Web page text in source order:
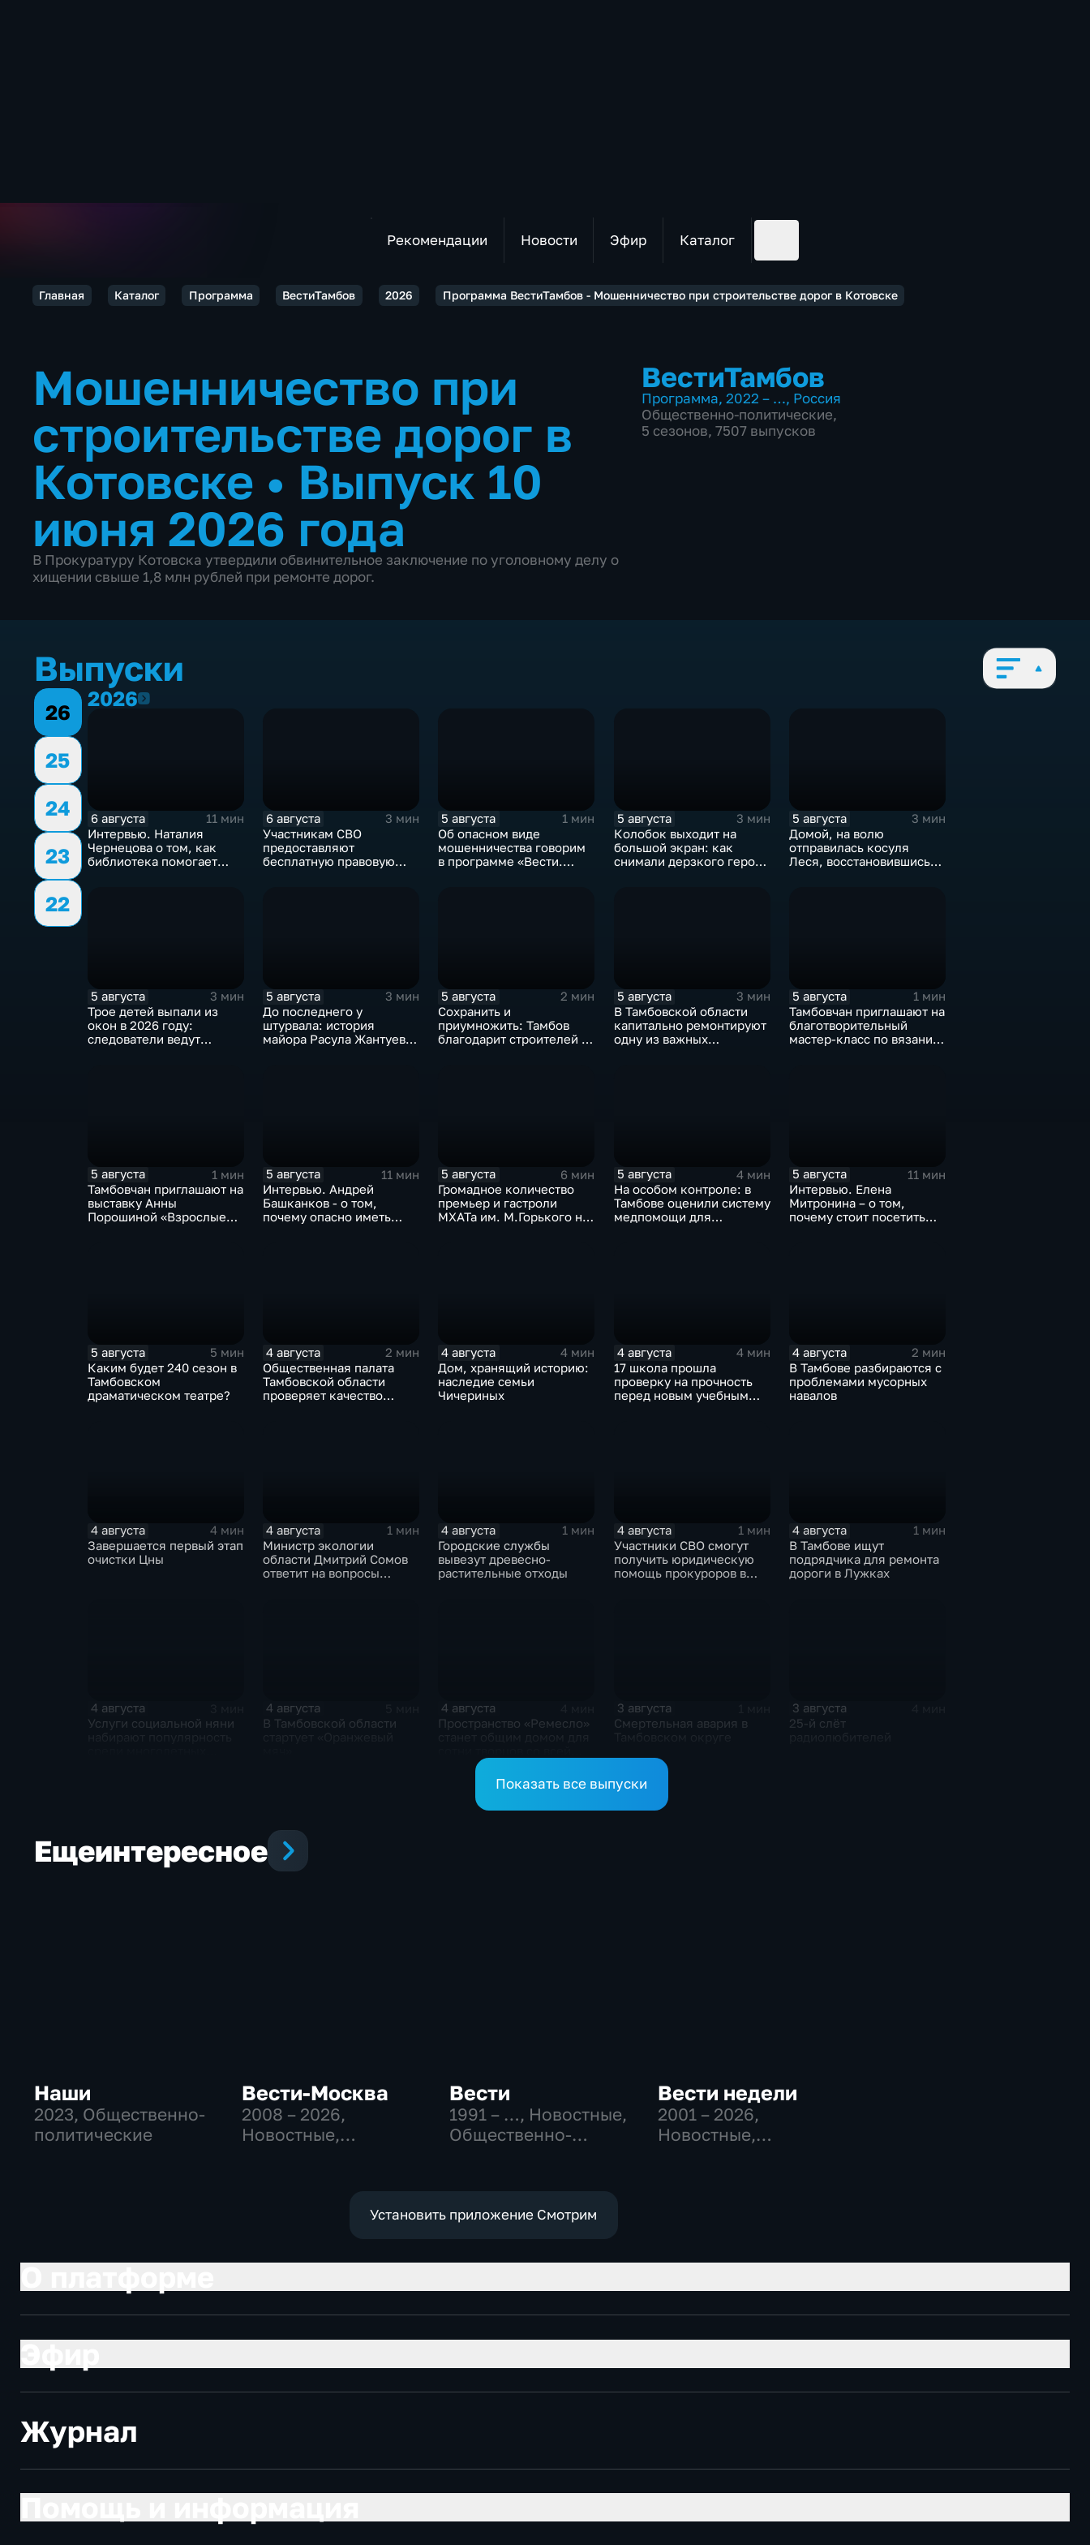
Рекомендации Новости Эфир Каталог
Главная Каталог Программа ВестиТамбов 2026 Программа ВестиТамбов - Мошенничество при строительстве дорог в Котовске
Мошенничество при
строительстве дорог в
Котовске • Выпуск 10
июня 2026 года
В Прокуратуру Котовска утвердили обвинительное заключение по уголовному делу о
хищении свыше 1,8 млн рублей при ремонте дорог.
ВестиТамбов
Программа, 2022 – …, Россия
Общественно-политические,
5 сезонов, 7507 выпусков
Выпуски
26
25
24
23
22
20262026
6 августа
11 мин
Интервью. Наталия
Чернецова о том, как
библиотека помогает
6 августа
3 мин
Участникам СВО
предоставляют
бесплатную правовую
5 августа
1 мин
Об опасном виде
мошенничества говорим
в программе «Вести.
5 августа
3 мин
Колобок выходит на
большой экран: как
снимали дерзкого героя
5 августа
3 мин
Домой, на волю
отправилась косуля
Леся, восстановившись
5 августа
3 мин
Трое детей выпали из
окон в 2026 году:
следователи ведут
5 августа
3 мин
До последнего у
штурвала: история
майора Расула Жантуева,
5 августа
2 мин
Сохранить и
приумножить: Тамбов
благодарит строителей за
5 августа
3 мин
В Тамбовской области
капитально ремонтируют
одну из важных
5 августа
1 мин
Тамбовчан приглашают на
благотворительный
мастер-класс по вязанию
5 августа
1 мин
Тамбовчан приглашают на
выставку Анны
Порошиной «Взрослые
5 августа
11 мин
Интервью. Андрей
Башканков - о том,
почему опасно иметь
5 августа
6 мин
Громадное количество
премьер и гастроли
МХАТа им. М.Горького на
5 августа
4 мин
На особом контроле: в
Тамбове оценили систему
медпомощи для
5 августа
11 мин
Интервью. Елена
Митронина – о том,
почему стоит посетить
5 августа
5 мин
Каким будет 240 сезон в
Тамбовском
драматическом театре?
4 августа
2 мин
Общественная палата
Тамбовской области
проверяет качество
4 августа
4 мин
Дом, хранящий историю:
наследие семьи
Чичериных
4 августа
4 мин
17 школа прошла
проверку на прочность
перед новым учебным
4 августа
2 мин
В Тамбове разбираются с
проблемами мусорных
навалов
4 августа
4 мин
Завершается первый этап
очистки Цны
4 августа
1 мин
Министр экологии
области Дмитрий Сомов
ответит на вопросы
4 августа
1 мин
Городские службы
вывезут древесно-
растительные отходы
4 августа
1 мин
Участники СВО смогут
получить юридическую
помощь прокуроров в
4 августа
1 мин
В Тамбове ищут
подрядчика для ремонта
дороги в Лужках
4 августа
Услуги социальной няни
4 августа
В Тамбовской области
4 августа
Пространство «Ремесло»
области
3 августа
Смертельная авария в
3 августа
25-й слёт
Показать все выпуски
Ещеинтересное
Наши
2023, Общественно-
политические
Вести-Москва
2008 – 2026,
Новостные,
экономические
Вести
1991 – …, Новостные,
Общественно-
Вести недели
2001 – 2026,
Новостные,
Установить приложение Смотрим
Журнал